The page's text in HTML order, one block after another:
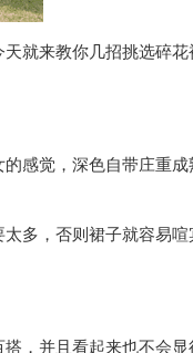
就来教你几招挑选碎花
感觉，深色自带庄重
多，否则裙子就容易喧
，并且看起来也不会显